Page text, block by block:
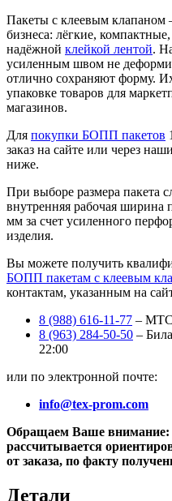
Пакеты с клеевым клапаном
бизнеса: лёгкие,
надёжной клейкой лентой.
усиленным швом не
отлично сохраняют форму.
упаковке товаров для
магазинов.
Для покупки БОПП пакетов
заказ на сайте или через
ниже.
При выборе размера пакета
внутренняя рабочая ширина
мм за счет усиленного
изделия.
Вы можете получить
БОПП пакетам с клеевым
контактам, указанным на
8 (988) 616-11-77 –
8 (963) 284-50-50 –
22:00
или по электронной почте:
info@tex-prom.com
Обращаем Ваше внимание:
рассчитывается
от заказа, по факту
Детали